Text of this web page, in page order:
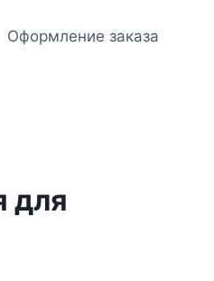
Оформление заказа
для